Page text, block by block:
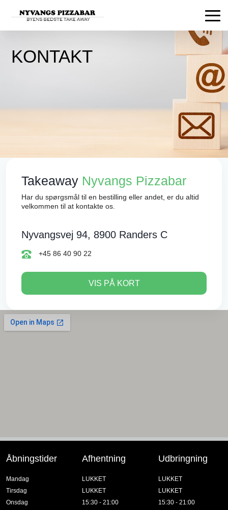
KONTAKT
Takeaway Nyvangs Pizzabar
Har du spørgsmål til en bestilling eller andet, er du altid
velkommen til at kontakte os.
Nyvangsvej 94, 8900 Randers C
+45 86 40 90 22
VIS PÅ KORT
Åbningstider
Mandag
Tirsdag
Onsdag
Afhentning
LUKKET
LUKKET
15:30 - 21:00
Udbringning
LUKKET
LUKKET
15:30 - 21:00